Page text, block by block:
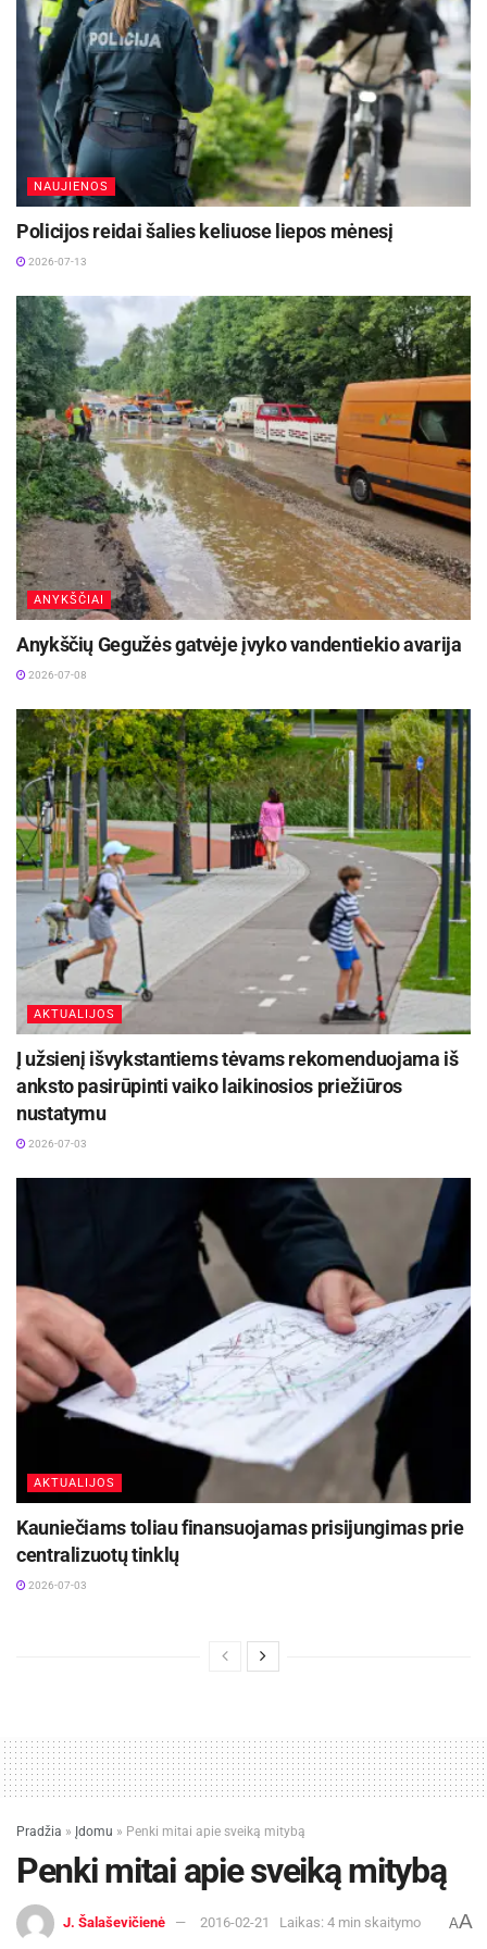
Jesinas.
Taigi, su nerimu visi laukiame pirmadienio, ką
pasiseks pasiekti ir kuo visa tai baigsis bus aišku
tik rytoj.
NAUJIENOS
Policijos reidai šalies keliuose liepos mėnesį
2026-07-13
ANYKŠČIAI
Anykščių Gegužės gatvėje įvyko vandentiekio avarija
2026-07-08
AKTUALIJOS
Į užsienį išvykstantiems tėvams rekomenduojama iš
anksto pasirūpinti vaiko laikinosios priežiūros
nustatymu
2026-07-03
AKTUALIJOS
Kauniečiams toliau finansuojamas prisijungimas prie
centralizuotų tinklų
2026-07-03
Pradžia » Įdomu » Penki mitai apie sveiką mitybą
Penki mitai apie sveiką mitybą
J. Šalaševičienė 2016-02-21 Laikas: 4 min skaitymo AA